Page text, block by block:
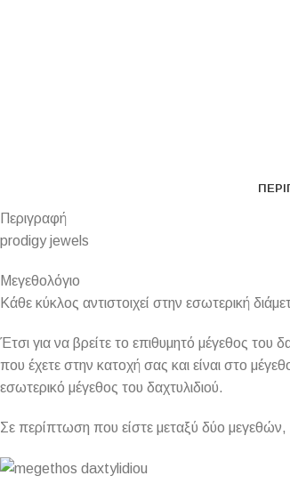
Περιγραφή
prodigy jewels
Μεγεθολόγιο
Κάθε κύκλος αντιστοιχεί στην εσωτερική
Έτσι για να βρείτε το επιθυμητό μέγεθος του
που έχετε στην κατοχή σας και είναι στο
εσωτερικό μέγεθος του δαχτυλιδιού.
Σε περίπτωση που είστε μεταξύ δύο μεγεθών,